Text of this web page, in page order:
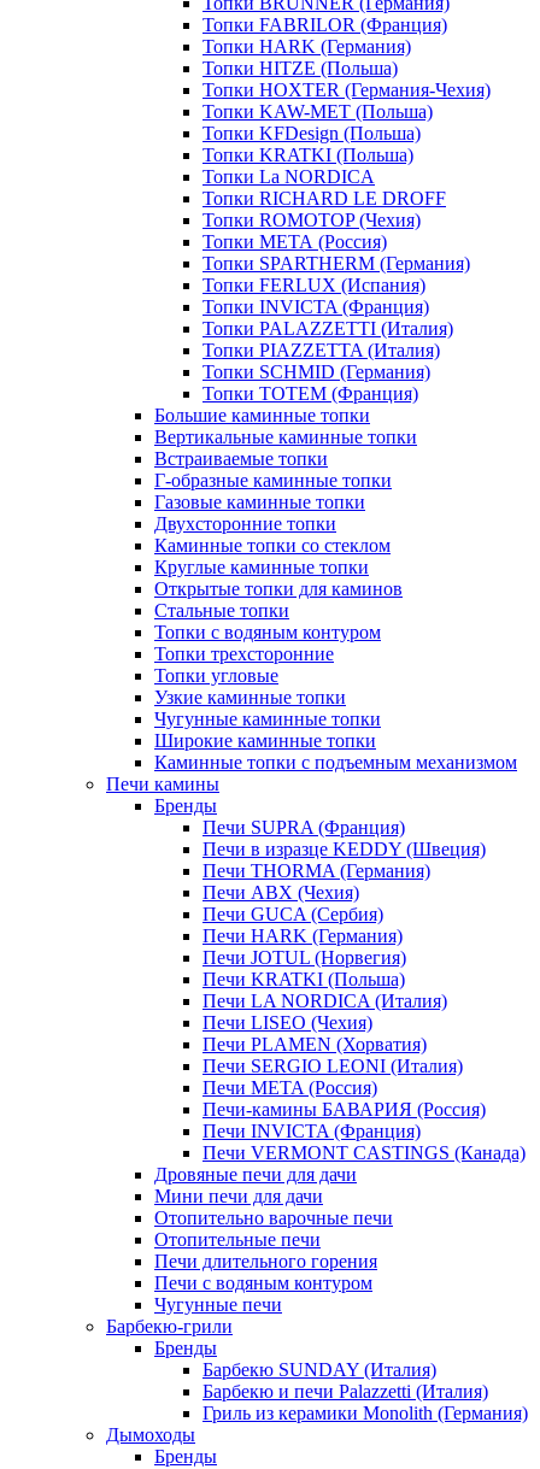
Топки FABRILOR (Франция)
Топки HARK (Германия)
Топки HITZE (Польша)
Топки HOXTER (Германия-Чехия)
Топки KAW-MET (Польша)
Топки KFDesign (Польша)
Топки KRATKI (Польша)
Топки La NORDICA
Топки RICHARD LE DROFF
Топки ROMOTOP (Чехия)
Топки МЕТА (Россия)
Топки SPARTHERM (Германия)
Топки FERLUX (Испания)
Топки INVICTA (Франция)
Топки PALAZZETTI (Италия)
Топки PIAZZETTA (Италия)
Топки SCHMID (Германия)
Топки TOTEM (Франция)
Большие каминные топки
Вертикальные каминные топки
Встраиваемые топки
Г-образные каминные топки
Газовые каминные топки
Двухсторонние топки
Каминные топки со стеклом
Круглые каминные топки
Открытые топки для каминов
Стальные топки
Топки с водяным контуром
Топки трехсторонние
Топки угловые
Узкие каминные топки
Чугунные каминные топки
Широкие каминные топки
Каминные топки с подъемным механизмом
Печи камины
Бренды
Печи SUPRA (Франция)
Печи в изразце KEDDY (Швеция)
Печи THORMA (Германия)
Печи ABX (Чехия)
Печи GUCA (Сербия)
Печи HARK (Германия)
Печи JOTUL (Норвегия)
Печи KRATKI (Польша)
Печи LA NORDICA (Италия)
Печи LISEO (Чехия)
Печи PLAMEN (Хорватия)
Печи SERGIO LEONI (Италия)
Печи META (Россия)
Печи-камины БАВАРИЯ (Россия)
Печи INVICTA (Франция)
Печи VERMONT CASTINGS (Канада)
Дровяные печи для дачи
Мини печи для дачи
Отопительно варочные печи
Отопительные печи
Печи длительного горения
Печи с водяным контуром
Чугунные печи
Барбекю-грили
Бренды
Барбекю SUNDAY (Италия)
Барбекю и печи Palazzetti (Италия)
Гриль из керамики Monolith (Германия)
Дымоходы
Бренды